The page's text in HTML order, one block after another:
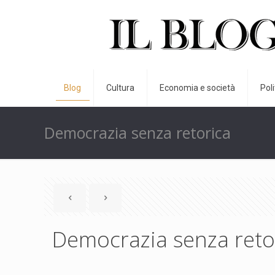
Blog Cultura Economia e società
Democrazia senza retorica
Democrazia senza